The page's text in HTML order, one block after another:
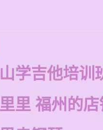
学吉他培训
里 福州的